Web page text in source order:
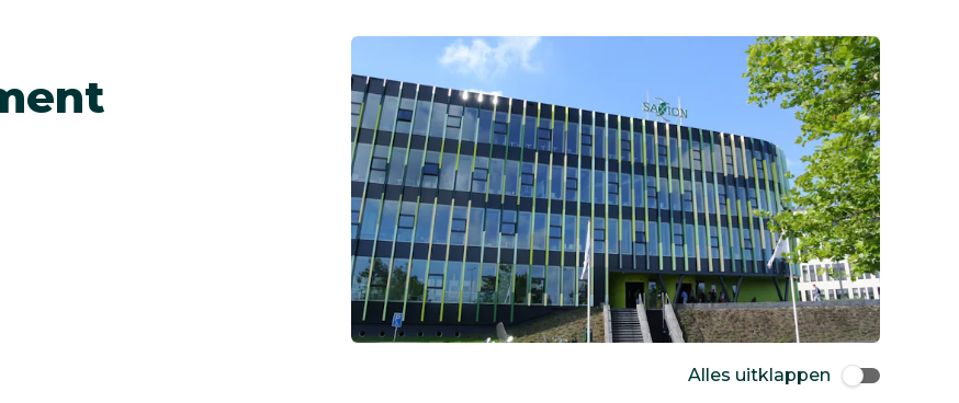
Alles uitklappen